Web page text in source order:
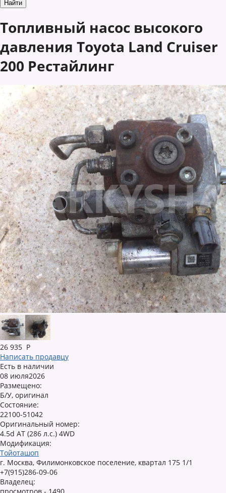
Топливный насос высокого
давления Toyota Land Cruiser
200 Рестайлинг
26 935 Р
Написать продавцу
Есть в наличии
08 июля2026
Размещено:
Б/У, оригинал
Состояние:
22100-51042
Оригинальный номер:
4.5d AT (286 л.с.) 4WD
Модификация:
Тойоташоп
г. Москва, Филимонковское поселение, квартал 175 1/1
+7(915)286-09-06
Владелец:
просмотров - 1490